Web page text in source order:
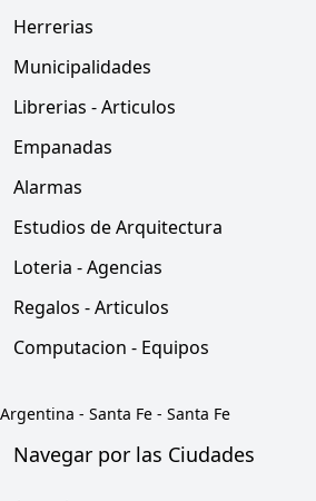
Herrerias
Municipalidades
Librerias - Articulos
Empanadas
Alarmas
Estudios de Arquitectura
Loteria - Agencias
Regalos - Articulos
Computacion - Equipos
Argentina - Santa Fe - Santa Fe
Navegar por las Ciudades